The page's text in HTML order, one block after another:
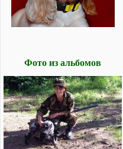
Фото из альбомов